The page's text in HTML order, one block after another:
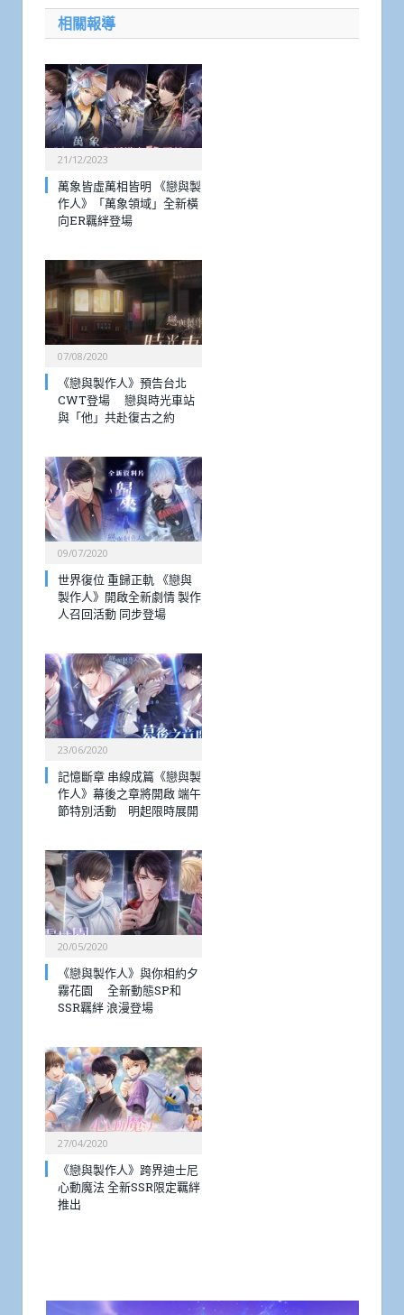
相關報導
21/12/2023
萬象皆虛萬相皆明 《戀與製
作人》「萬象領域」全新橫
向ER羈絆登場
07/08/2020
《戀與製作人》預告台北
CWT登場 戀與時光車站
與「他」共赴復古之約
09/07/2020
世界復位 重歸正軌 《戀與
製作人》開啟全新劇情 製作
人召回活動 同步登場
23/06/2020
記憶斷章 串線成篇《戀與製
作人》幕後之章將開啟 端午
節特別活動 明起限時展開
20/05/2020
《戀與製作人》與你相約夕
霧花園 全新動態SP和
SSR羈絆 浪漫登場
27/04/2020
《戀與製作人》跨界迪士尼
心動魔法 全新SSR限定羈絆
推出